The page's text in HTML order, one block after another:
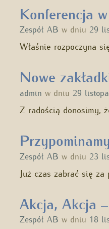
Konferencja
Zespół AB w dniu 29
Właśnie rozpoczyna
Nowe
admin w dniu 29
Z radością donosimy,
Zespół AB w dniu 23
Już czas zabrać się
Akcja, Akcja
Zespół AB w dniu 18